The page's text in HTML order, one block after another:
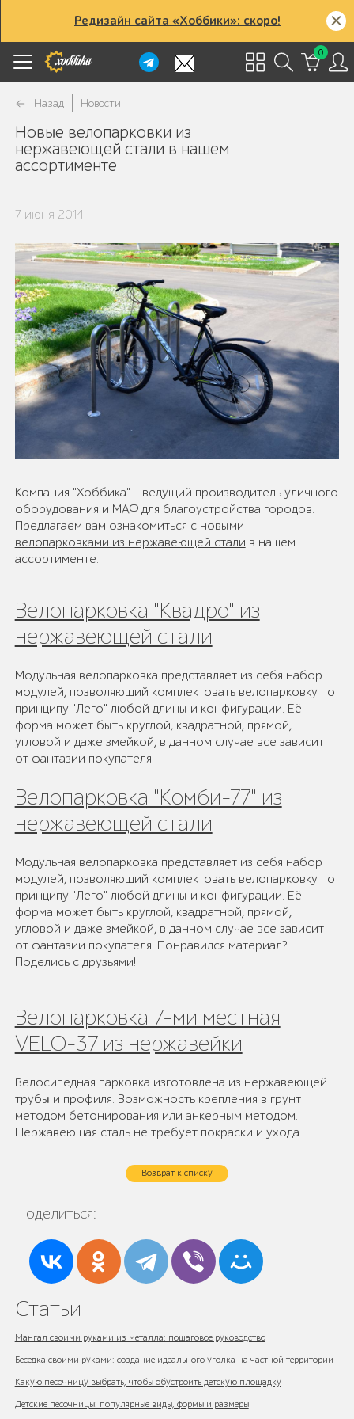
Редизайн сайта «Хоббики»: скоро!
0
Назад Новости
Новые велопарковки из
нержавеющей стали в нашем
ассортименте
7 июня 2014
Компания "Хоббика" - ведущий производитель уличного
оборудования и МАФ для благоустройства городов.
Предлагаем вам ознакомиться с новыми
велопарковками из нержавеющей стали в нашем
ассортименте.
Велопарковка "Квадро" из
нержавеющей стали
Модульная велопарковка представляет из себя набор
модулей, позволяющий комплектовать велопарковку по
принципу "Лего" любой длины и конфигурации. Её
форма может быть круглой, квадратной, прямой,
угловой и даже змейкой, в данном случае все зависит
от фантазии покупателя.
Велопарковка "Комби-77" из
нержавеющей стали
Модульная велопарковка представляет из себя набор
модулей, позволяющий комплектовать велопарковку по
принципу "Лего" любой длины и конфигурации. Её
форма может быть круглой, квадратной, прямой,
угловой и даже змейкой, в данном случае все зависит
от фантазии покупателя. Понравился материал?
Поделись с друзьями!
Велопарковка 7-ми местная
VELO-37 из нержавейки
Велосипедная парковка изготовлена из нержавеющей
трубы и профиля. Возможность крепления в грунт
методом бетонирования или анкерным методом.
Нержавеющая сталь не требует покраски и ухода.
Возврат к списку
Поделиться:
Статьи
Мангал своими руками из металла: пошаговое руководство
Беседка своими руками: создание идеального уголка на частной территории
Какую песочницу выбрать, чтобы обустроить детскую площадку
Детские песочницы: популярные виды, формы и размеры